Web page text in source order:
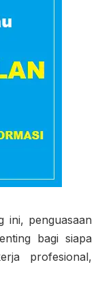
ini, penguasaan
bagi siapa
profesional,